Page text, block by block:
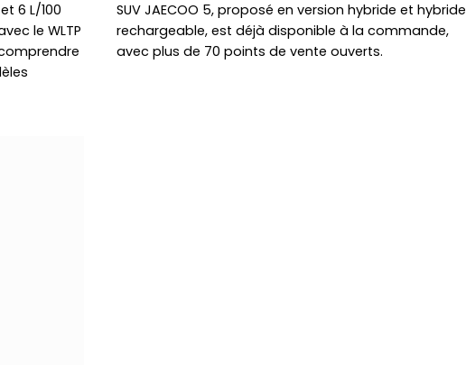
6 L/100
le WLTP
SUV JAECOO 5, proposé en version hybride et hybride
rechargeable, est déjà disponible à la commande,
avec plus de 70 points de vente ouverts.